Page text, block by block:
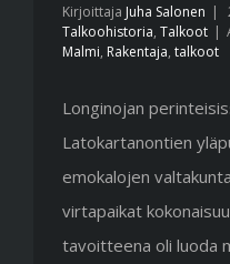
Kirjoittaja Juha Salonen |
Talkoohistoria, Talkoot |
Malmi, Rakentaja, talkoot
Longinojan
Latokartanontien
emokalojen
virtapaikat
tavoitteena oli luoda